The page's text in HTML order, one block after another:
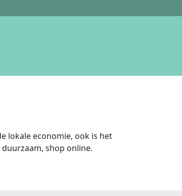
lokale economie, ook is het
shop online.